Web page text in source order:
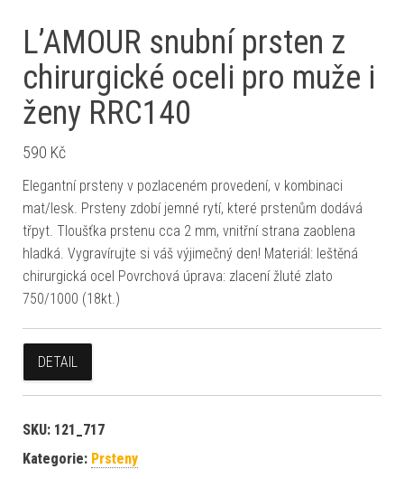
L’AMOUR snubní prsten z
chirurgické oceli pro muže i
ženy RRC140
590 Kč
Elegantní prsteny v pozlaceném provedení, v kombinaci
mat/lesk. Prsteny zdobí jemné rytí, které prstenům dodává
třpyt. Tloušťka prstenu cca 2 mm, vnitřní strana zaoblena
hladká. Vygravírujte si váš výjimečný den! Materiál: leštěná
chirurgická ocel Povrchová úprava: zlacení žluté zlato
750/1000 (18kt.)
DETAIL
SKU: 121_717
Kategorie: Prsteny